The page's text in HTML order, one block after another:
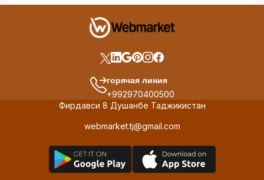
горячая линия
+992970400500
Фирдавси 8 Душанбе Таджикистан
webmarket.tj@gmail.com